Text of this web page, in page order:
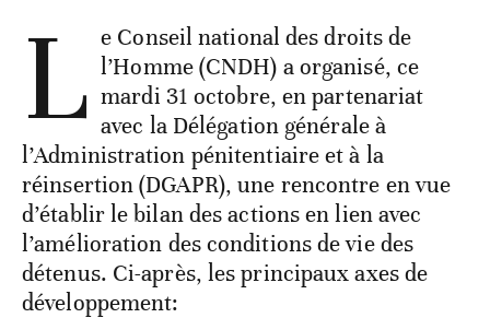
L e Conseil national des droits de
l’Homme (CNDH) a organisé, ce
mardi 31 octobre, en partenariat
avec la Délégation générale à
l’Administration pénitentiaire et à la
réinsertion (DGAPR), une rencontre en vue
d’établir le bilan des actions en lien avec
l’amélioration des conditions de vie des
détenus. Ci-après, les principaux axes de
développement: